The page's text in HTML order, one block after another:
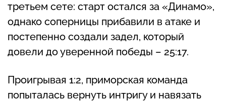
третьем сете: старт остался за «Динамо»,
однако соперницы прибавили в атаке и
постепенно создали задел, который
довели до уверенной победы – 25:17.
Проигрывая 1:2, приморская команда
попыталась вернуть интригу и навязать